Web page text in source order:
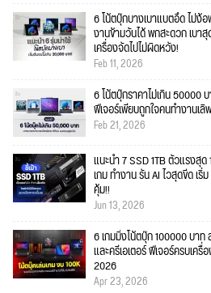
6 โน้ตบุ๊กบางเบาแบตอึด ไม่ง้
งานข้ามวันได้ พกสะดวก เบา
เครื่องจัดไปไม่ผิดหวัง!
Feb 11, 2026
6 โน้ตบุ๊กราคาไม่เกิน 50000
ฟีเจอร์เพียบถูกใจคนทำงานเ
Feb 21, 2026
แนะนำ 7 SSD 1TB ตัวแรงสุ
เกม ทำงาน รัน AI ไวสุดขีด เ
คุ้ม!!
Jun 13, 2026
6 เกมมิ่งโน้ตบุ๊ก 100000 บาท
และครีเอเตอร์ ฟีเจอร์ครบเค
2026
Apr 23, 2026